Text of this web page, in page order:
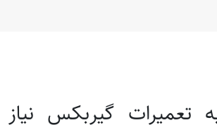
تعمیرات گیربکس نیاز